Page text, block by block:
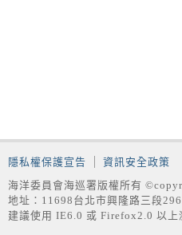
隱私權保護宣告
資訊安全政策
海洋委員會海巡署版權所有
地址：11698台北市興隆路三段
建議使用 IE6.0 或 Firefox2.0 以